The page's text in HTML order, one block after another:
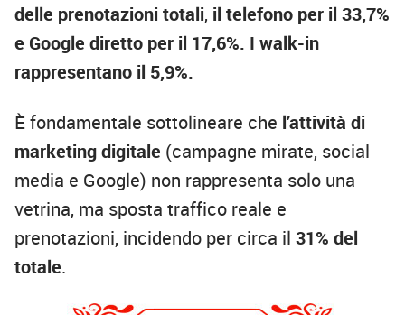
delle prenotazioni totali, il telefono per il 33,7%
e Google diretto per il 17,6%. I walk-in
rappresentano il 5,9%.
È fondamentale sottolineare che l’attività di
marketing digitale (campagne mirate, social
media e Google) non rappresenta solo una
vetrina, ma sposta traffico reale e
prenotazioni, incidendo per circa il 31% del
totale.